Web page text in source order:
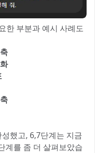
한 부분과 예시 사례도
했고, 6,7단계는 지금
계를 좀 더 살펴보았습